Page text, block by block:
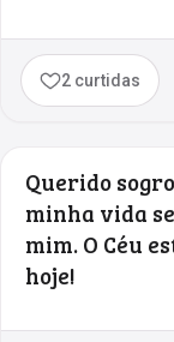
2 curtidas
Querido
minha vida
mim. O Céu
hoje!